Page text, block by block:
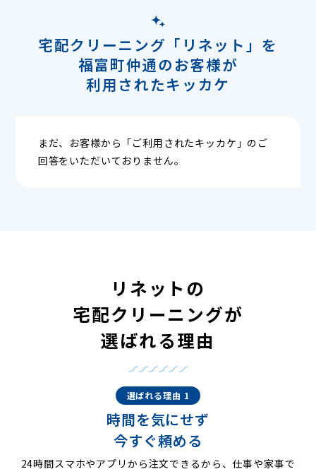
宅配クリーニング「リネット」を
福富町仲通のお客様が
利用されたキッカケ
まだ、お客様から「ご利用されたキッカケ」のご
回答をいただいておりません。
リネットの
宅配クリーニングが
選ばれる理由
選ばれる理由 1
時間を気にせず
今すぐ頼める
24時間スマホやアプリから注文できるから、仕事や家事で